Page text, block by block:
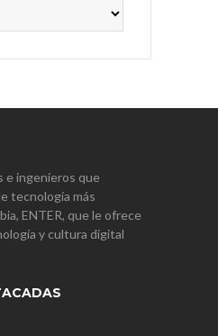
e ingenieros que
tecnología más
ENTER, que le ofrece
y cultura digital